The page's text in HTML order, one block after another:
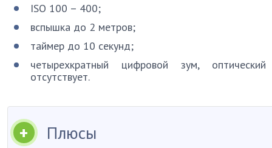
ISO 100 – 400;
вспышка до 2 метров;
таймер до 10 секунд;
четырехкратный цифровой зум, оптический
отсутствует.
Плюсы